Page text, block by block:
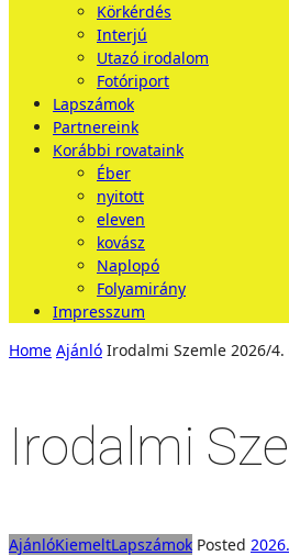
Körkérdés
Interjú
Utazó irodalom
Fotóriport
Lapszámok
Partnereink
Korábbi rovataink
Éber
nyitott
eleven
kovász
Naplopó
Folyamirány
Impresszum
Home Ajánló Irodalmi Szemle 2026/
Irodalmi
AjánlóKiemeltLapszámok Posted